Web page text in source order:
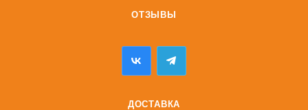
ОТЗЫВЫ
ДОСТАВКА